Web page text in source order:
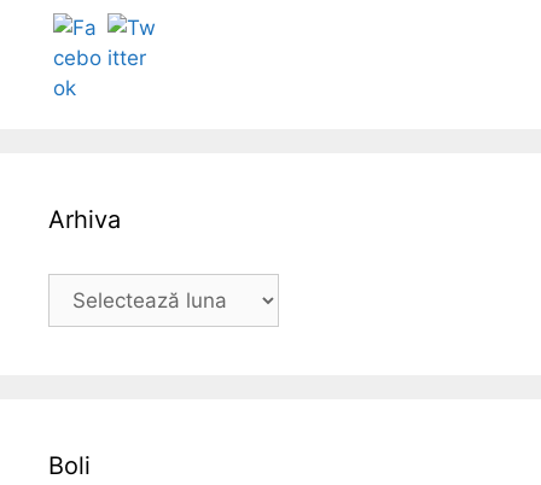
Arhiva
Boli